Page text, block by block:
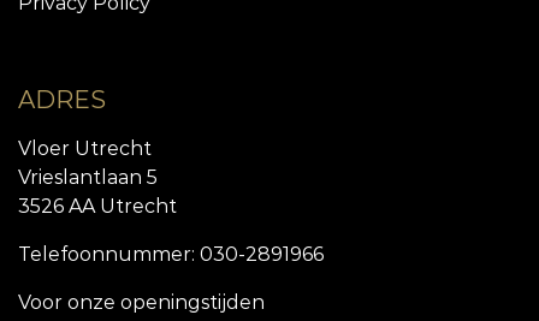
ADRES
Vloer Utrecht
Vrieslantlaan 5
3526 AA Utrecht
Telefoonnummer: 030-2891966
Voor onze openingstijden